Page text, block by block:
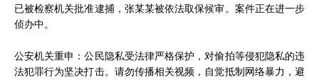
已被检察机关批准逮捕，张某某被依法取保候审。案件正在进一步
侦办中。
公安机关重申：公民隐私受法律严格保护，对偷拍等侵犯隐私的违
法犯罪行为坚决打击。请勿传播相关视频，自觉抵制网络暴力，避